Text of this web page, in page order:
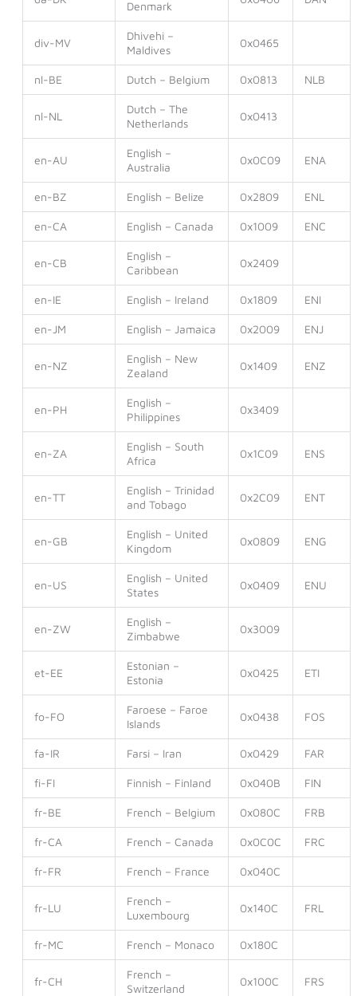
Denmark
div-MV
Dhivehi –
Maldives
0x0465
nl-BE Dutch – Belgium 0x0813 NLB
nl-NL
Dutch – The
Netherlands
0x0413
en-AU
English –
Australia
0x0C09 ENA
en-BZ English – Belize 0x2809 ENL
en-CA English – Canada 0x1009 ENC
en-CB
English –
Caribbean
0x2409
en-IE English – Ireland 0x1809 ENI
en-JM English – Jamaica 0x2009 ENJ
en-NZ
English – New
Zealand
0x1409 ENZ
en-PH
English –
Philippines
0x3409
en-ZA
English – South
Africa
0x1C09 ENS
en-TT
English – Trinidad
and Tobago
0x2C09 ENT
en-GB
English – United
Kingdom
0x0809 ENG
en-US
English – United
States
0x0409 ENU
en-ZW
English –
Zimbabwe
0x3009
et-EE
Estonian –
Estonia
0x0425 ETI
fo-FO
Faroese – Faroe
Islands
0x0438 FOS
fa-IR Farsi – Iran 0x0429 FAR
fi-FI Finnish – Finland 0x040B FIN
fr-BE French – Belgium 0x080C FRB
fr-CA French – Canada 0x0C0C FRC
fr-FR French – France 0x040C
fr-LU
French –
Luxembourg
0x140C FRL
fr-MC French – Monaco 0x180C
fr-CH
French –
Switzerland
0x100C FRS